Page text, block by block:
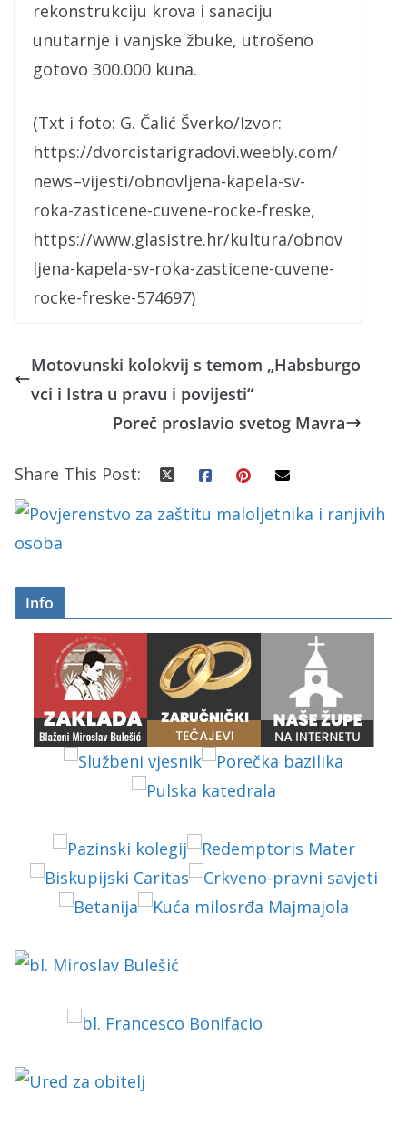
rekonstrukciju krova i sanaciju
unutarnje i vanjske žbuke, utrošeno
gotovo 300.000 kuna.
(Txt i foto: G. Čalić Šverko/Izvor:
https://dvorcistarigradovi.weebly.com/
news–vijesti/obnovljena-kapela-sv-
roka-zasticene-cuvene-rocke-freske,
https://www.glasistre.hr/kultura/obnov
ljena-kapela-sv-roka-zasticene-cuvene-
rocke-freske-574697)
Motovunski kolokvij s temom „Habsburgo
vci i Istra u pravu i povijesti“
Poreč proslavio svetog Mavra
Share This Post:
Info